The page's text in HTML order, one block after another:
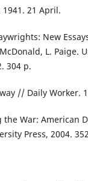
1941. 21 April.
New
L. Paige.
304 p.
// Daily Worker.
the War: American
Press, 2004.